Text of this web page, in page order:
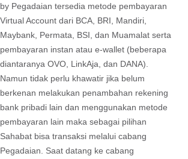
by Pegadaian tersedia metode pembayaran
Virtual Account dari BCA, BRI, Mandiri,
Maybank, Permata, BSI, dan Muamalat serta
pembayaran instan atau e-wallet (beberapa
diantaranya OVO, LinkAja, dan DANA).
Namun tidak perlu khawatir jika belum
berkenan melakukan penambahan rekening
bank pribadi lain dan menggunakan metode
pembayaran lain maka sebagai pilihan
Sahabat bisa transaksi melalui cabang
Pegadaian. Saat datang ke cabang